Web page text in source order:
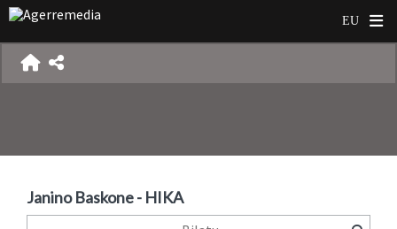
Janino Baskone - HIKA